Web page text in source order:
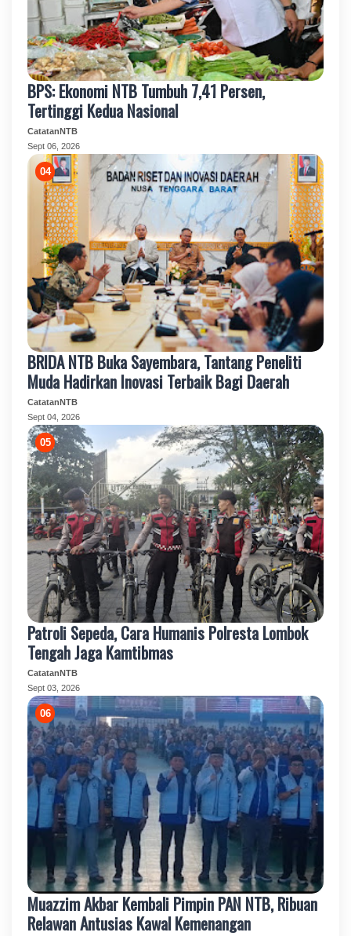
BPS: Ekonomi NTB Tumbuh 7,41 Persen,
Tertinggi Kedua Nasional
CatatanNTB
Sept 06, 2026
BRIDA NTB Buka Sayembara, Tantang Peneliti
Muda Hadirkan Inovasi Terbaik Bagi Daerah
CatatanNTB
Sept 04, 2026
Patroli Sepeda, Cara Humanis Polresta Lombok
Tengah Jaga Kamtibmas
CatatanNTB
Sept 03, 2026
Muazzim Akbar Kembali Pimpin PAN NTB, Ribuan
Relawan Antusias Kawal Kemenangan